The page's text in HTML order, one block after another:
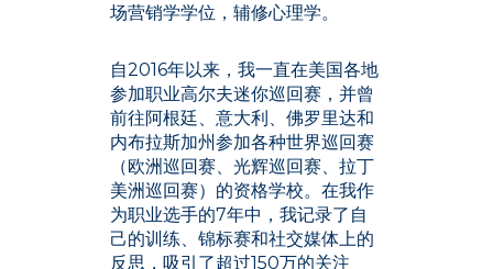
场营销学学位，辅修心理学。
自2016年以来，我一直在美国各地
参加职业高尔夫迷你巡回赛，并曾
前往阿根廷、意大利、佛罗里达和
内布拉斯加州参加各种世界巡回赛
（欧洲巡回赛、光辉巡回赛、拉丁
美洲巡回赛）的资格学校。在我作
为职业选手的7年中，我记录了自
己的训练、锦标赛和社交媒体上的
反思，吸引了超过150万的关注